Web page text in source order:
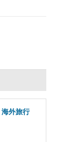
外旅行